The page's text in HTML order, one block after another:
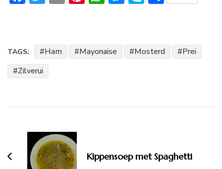
TAGS: Ham Mayonaise Mosterd
Prei
Zilverui
navigatie
Kippensoep met Spaghetti